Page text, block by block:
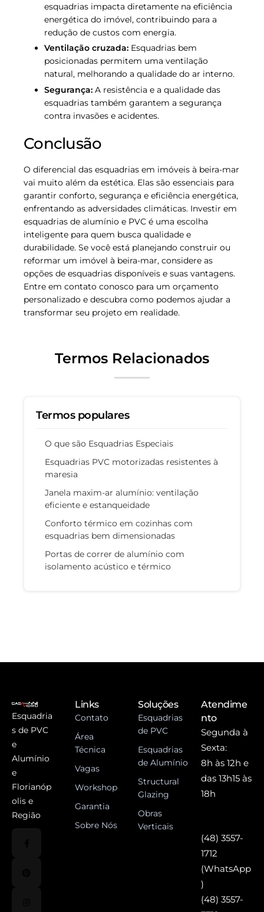
esquadrias impacta diretamente na eficiência
energética do imóvel, contribuindo para a
redução de custos com energia.
Ventilação cruzada: Esquadrias bem
posicionadas permitem uma ventilação
natural, melhorando a qualidade do ar interno.
Segurança: A resistência e a qualidade das
esquadrias também garantem a segurança
contra invasões e acidentes.
Conclusão
O diferencial das esquadrias em imóveis à beira-mar
vai muito além da estética. Elas são essenciais para
garantir conforto, segurança e eficiência energética,
enfrentando as adversidades climáticas. Investir em
esquadrias de alumínio e PVC é uma escolha
inteligente para quem busca qualidade e
durabilidade. Se você está planejando construir ou
reformar um imóvel à beira-mar, considere as
opções de esquadrias disponíveis e suas vantagens.
Entre em contato conosco para um orçamento
personalizado e descubra como podemos ajudar a
transformar seu projeto em realidade.
Termos Relacionados
Termos populares
O que são Esquadrias Especiais
Esquadrias PVC motorizadas resistentes à
maresia
Janela maxim-ar alumínio: ventilação
eficiente e estanqueidade
Conforto térmico em cozinhas com
esquadrias bem dimensionadas
Portas de correr de alumínio com
isolamento acústico e térmico
Esquadria
s de PVC
e
Alumínio
e
Florianóp
olis e
Região
Links
Contato
Área
Técnica
Vagas
Workshop
Garantia
Sobre Nós
Soluções
Esquadrias
de PVC
Esquadrias
de Alumínio
Structural
Glazing
Obras
Verticais
Atendime
nto
Segunda à
Sexta:
8h às 12h e
das 13h15 às
18h
(48) 3557-
1712
(WhatsApp
)
(48) 3557-